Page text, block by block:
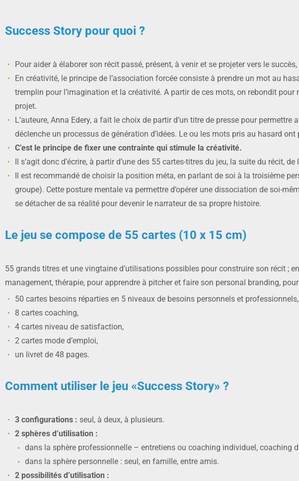
Success Story pour quoi ?
Pour aider à élaborer son récit passé, présent, à venir et se projeter vers le succès,
En créativité, le principe de l’association forcée consiste à prendre un mot au
tremplin pour l’imagination et la créativité. A partir de ces mots, on rebondit pour
projet.
L’auteure, Anna Edery, a fait le choix de partir d’un titre de presse pour
déclenche un processus de génération d’idées. Le ou les mots pris au hasard
C’est le principe de fixer une contrainte qui stimule la créativité.
Il s’agit donc d’écrire, à partir d’une des 55 cartes-titres du jeu, la suite du récit, de
Il est recommandé de choisir la position méta, en parlant de soi à la troisième
groupe). Cette posture mentale va permettre d’opérer une dissociation de soi-
se détacher de sa réalité pour devenir le narrateur de sa propre histoire.
Le jeu se compose de 55 cartes (10 x 15 cm)
55 grands titres et une vingtaine d’utilisations possibles pour construire son récit ;
management, thérapie, pour apprendre à pitcher et faire son personal branding,
50 cartes besoins réparties en 5 niveaux de besoins personnels et professionnels,
8 cartes coaching,
4 cartes niveau de satisfaction,
2 cartes mode d’emploi,
un livret de 48 pages.
Comment utiliser le jeu «Success Story» ?
3 configurations : seul, à deux, à plusieurs.
2 sphères d’utilisation :
dans la sphère professionnelle – entretiens ou coaching individuel, coaching
dans la sphère personnelle : seul, en famille, entre amis.
2 possibilités d’utilisation :